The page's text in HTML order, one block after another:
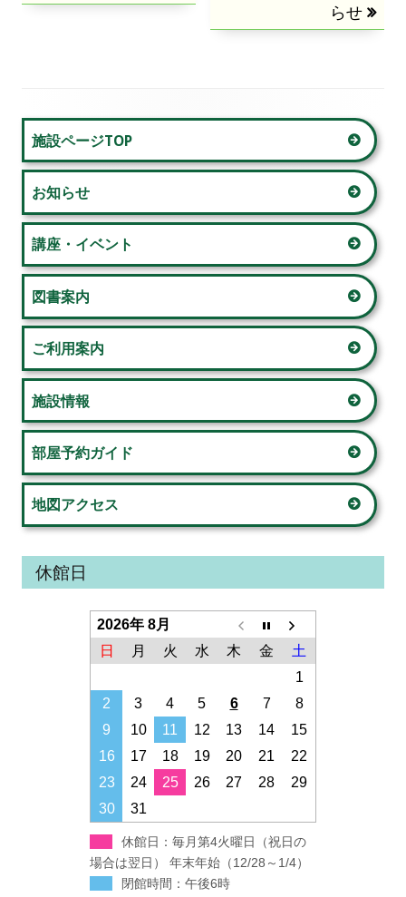
ー
シ
ョ
ン
らせ
メ
イ
ン
サ
イ
ド
バ
ー
施設ページTOP
お知らせ
講座・イベント
図書案内
ご利用案内
施設情報
部屋予約ガイド
地図アクセス
休館日
2026年 8月
日
月 火 水 木 金
土
1
2
3 4 5 6 7
8
9
10 11 12 13 14
15
16
17 18 19 20 21
22
23
24 25 26 27 28
29
30
31
休館日：毎月第4火曜日（祝日の
場合は翌日） 年末年始（12/28～1/4）
閉館時間：午後6時